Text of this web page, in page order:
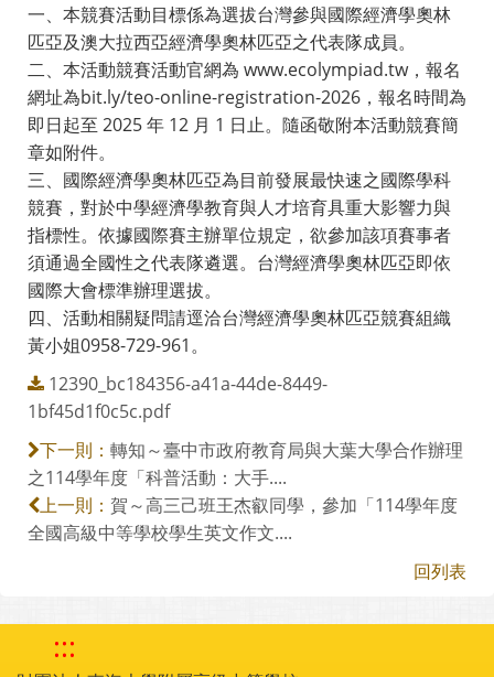
一、本競賽活動目標係為選拔台灣參與國際經濟學奧林
匹亞及澳大拉西亞經濟學奧林匹亞之代表隊成員。
二、本活動競賽活動官網為 www.ecolympiad.tw，報名
網址為bit.ly/teo-online-registration-2026，報名時間為
即日起至 2025 年 12 月 1 日止。隨函敬附本活動競賽簡
章如附件。
三、國際經濟學奧林匹亞為目前發展最快速之國際學科
競賽，對於中學經濟學教育與人才培育具重大影響力與
指標性。依據國際賽主辦單位規定，欲參加該項賽事者
須通過全國性之代表隊遴選。台灣經濟學奧林匹亞即依
國際大會標準辦理選拔。
四、活動相關疑問請逕洽台灣經濟學奧林匹亞競賽組織
黃小姐0958-729-961。
12390_bc184356-a41a-44de-8449-
1bf45d1f0c5c.pdf
下一則： 轉知～臺中市政府教育局與大葉大學合作辦理
之114學年度「科普活動：大手....
上一則： 賀～高三己班王杰叡同學，參加「114學年度
全國高級中等學校學生英文作文....
回列表
:::